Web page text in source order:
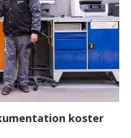
koster